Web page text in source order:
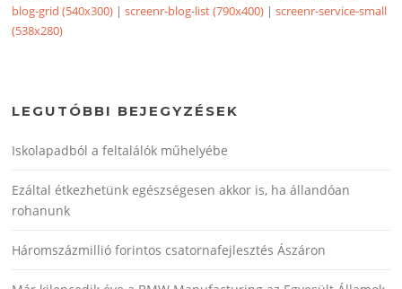
blog-grid (540x300) |screenr-blog-list (790x400) |screenr-service-small
(538x280)
LEGUTÓBBI BEJEGYZÉSEK
Iskolapadból a feltalálók műhelyébe
Ezáltal étkezhetünk egészségesen akkor is, ha állandóan
rohanunk
Háromszázmillió forintos csatornafejlesztés Ászáron